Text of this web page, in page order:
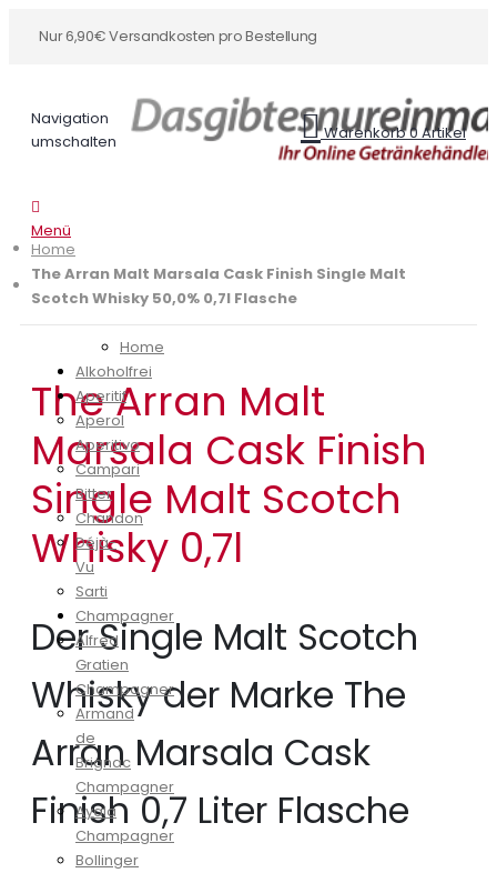
Nur 6,90€ Versandkosten pro Bestellung
Navigation
umschalten
Warenkorb0Artikel
Menü
Home
Alkoholfrei
Aperitif
Aperol
Aperitivo
Campari
Bitter
Chandon
Déjà-
Vu
Sarti
Champagner
Alfred
Gratien
Champagner
Armand
de
Brignac
Champagner
Ayala
Champagner
Bollinger
Home
The Arran Malt Marsala Cask Finish Single Malt
Scotch Whisky 50,0% 0,7l Flasche
The Arran Malt
Marsala Cask Finish
Single Malt Scotch
Whisky 0,7l
Der Single Malt Scotch
Whisky der Marke The
Arran Marsala Cask
Finish 0,7 Liter Flasche